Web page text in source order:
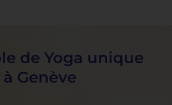
de Yoga unique
à Genève